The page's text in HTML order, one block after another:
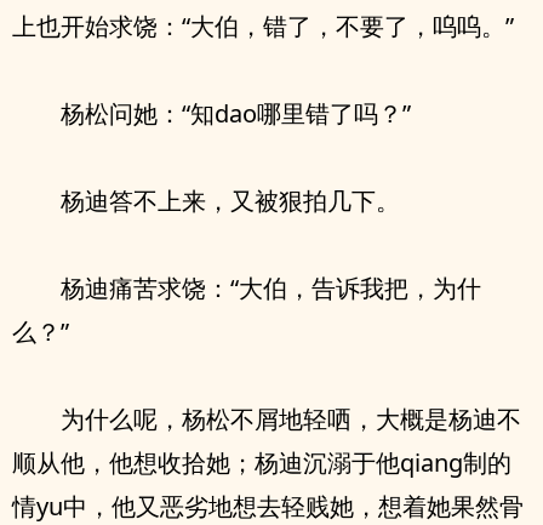
上也开始求饶：“大伯，错了，不要了，呜呜。”
杨松问她：“知dao哪里错了吗？”
杨迪答不上来，又被狠拍几下。
杨迪痛苦求饶：“大伯，告诉我把，为什
么？”
为什么呢，杨松不屑地轻哂，大概是杨迪不
顺从他，他想收拾她；杨迪沉溺于他qiang制的
情yu中，他又恶劣地想去轻贱她，想着她果然骨